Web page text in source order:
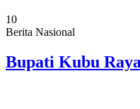
10
Berita Nasional
Bupati Kubu